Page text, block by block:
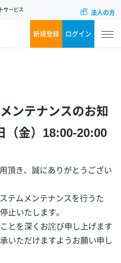
サービス 法人の方
新規登録 ログイン
ンテナンスのお知
（金）18:00-20:00
頂き、誠にありがとうござい
テムメンテナンスを行うた
止いたします。
とを深くお詫び申し上げます
いただけますようお願い申し